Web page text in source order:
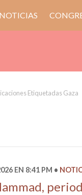
NOTICIAS
Etiquetadas Gaza
EN 8:41 PM